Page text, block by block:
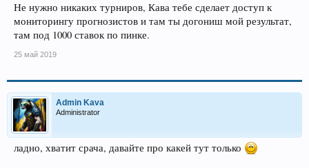
Не нужно никаких турниров, Кава тебе сделает доступ к
мониторингу прогнозистов и там ты догониш мой результат,
там под 1000 ставок по пинке.
25 май 2019
Admin Kava
Administrator
ладно, хватит срача, давайте про какей тут только